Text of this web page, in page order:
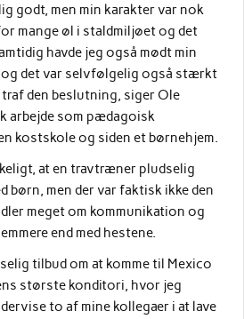
godt, men min karakter var nok
mange øl i staldmiljøet og det
havde jeg også mødt min
og det var selvfølgelig også stærkt
den beslutning, siger Ole
arbejde som pædagoisk
kostskole og siden et børnehjem.
at en travtræner pludselig
børn, men der var faktisk ikke den
meget om kommunikation og
end med hestene.
tilbud om at komme til Mexico
største konditori, hvor jeg
to af mine kollegaer i at lave